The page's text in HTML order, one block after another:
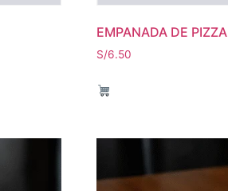
EMPANADA DE PIZZA
S/6.50